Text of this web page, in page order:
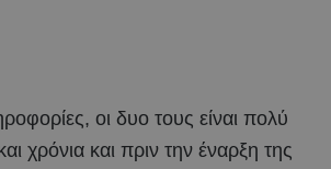
οι δυο τους είναι πολύ
χρόνια και πριν την έναρξη της